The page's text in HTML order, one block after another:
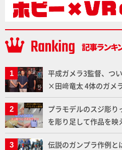
平成ガメラ3監督、つ
×田﨑竜太 4体のガメ
メラ永久保存化プロジ
プラモデルのスジ彫り
を彫り足して作品を映
いプラモデルの基礎：
伝説のガンプラ作例と